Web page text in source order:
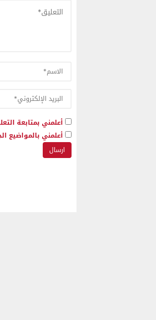
أعلمني بمتابعة
أعلمني بالمواضيع